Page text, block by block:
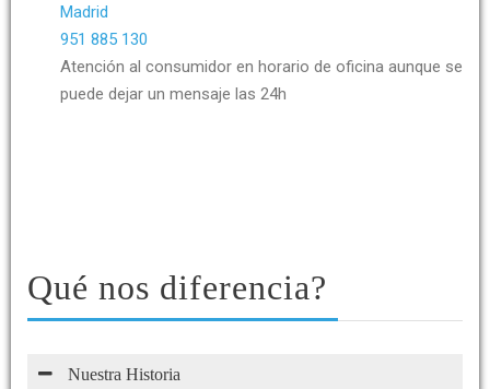
Madrid
951 885 130
Atención al consumidor en horario de oficina aunque se
puede dejar un mensaje las 24h
Qué nos diferencia?
Nuestra Historia